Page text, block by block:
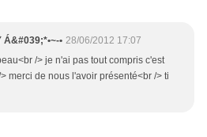
Á&#039;*•~-• 28/06/2012 17:07
/> je n'ai pas tout compris c'est
merci de nous l'avoir présenté<br /> ti